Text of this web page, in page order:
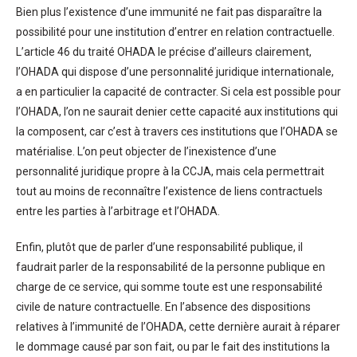
Bien plus l’existence d’une immunité ne fait pas disparaître la
possibilité pour une institution d’entrer en relation contractuelle.
L’article 46 du traité OHADA le précise d’ailleurs clairement,
l’OHADA qui dispose d’une personnalité juridique internationale,
a en particulier la capacité de contracter. Si cela est possible pour
l’OHADA, l’on ne saurait denier cette capacité aux institutions qui
la composent, car c’est à travers ces institutions que l’OHADA se
matérialise. L’on peut objecter de l’inexistence d’une
personnalité juridique propre à la CCJA, mais cela permettrait
tout au moins de reconnaître l’existence de liens contractuels
entre les parties à l’arbitrage et l’OHADA.
Enfin, plutôt que de parler d’une responsabilité publique, il
faudrait parler de la responsabilité de la personne publique en
charge de ce service, qui somme toute est une responsabilité
civile de nature contractuelle. En l’absence des dispositions
relatives à l’immunité de l’OHADA, cette dernière aurait à réparer
le dommage causé par son fait, ou par le fait des institutions la